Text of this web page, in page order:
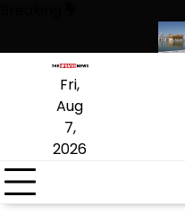
content
Fri,
Aug
7,
2026